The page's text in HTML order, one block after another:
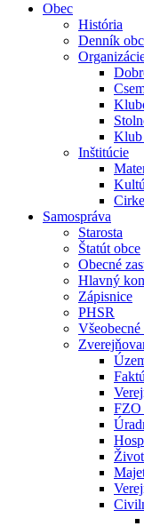
Obec
História
Denník
Klub
Inštitúcie
Samospráva
Starosta
Štatút obce
Obecné
Hlavný
Zápisnice
PHSR
Všeobecné
FZO